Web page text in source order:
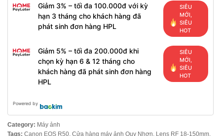
Giảm 3% – tối đa 100.000đ với kỳ
hạn 3 tháng cho khách hàng đã
phát sinh đơn hàng HPL
SIÊU
MỚI,
SIÊU
HOT
Giảm 5% – tối đa 200.000đ khi
chọn kỳ hạn 6 & 12 tháng cho
khách hàng đã phát sinh đơn hàng
HPL
SIÊU
MỚI,
SIÊU
HOT
Powered by
Category: Máy ảnh
Tags: Canon EOS R50 Cửa hàng máy ảnh Quy Nhơn Lens RF 18-150mm